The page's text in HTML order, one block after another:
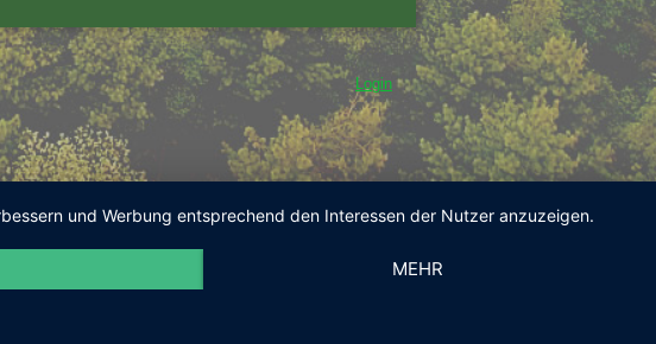
Login
und Werbung entsprechend den Interessen der Nutzer anzuzeigen.
MEHR